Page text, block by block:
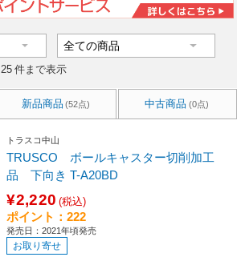
25 件まで表示
新品商品 (52点) 中古商品 (0点)
トラスコ中山
TRUSCO ボールキャスター切削加工
品 下向き T-A20BD
¥2,220 (税込)
ポイント：222
発売日：2021年頃発売
お取り寄せ